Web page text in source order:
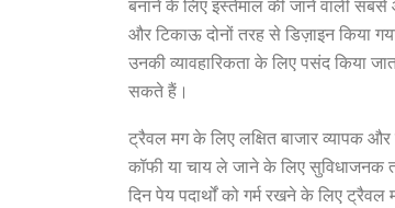
बनाने के लिए इस्तेमाल की जाने वाली
और टिकाऊ दोनों तरह से डिज़ाइन किया
उनकी व्यावहारिकता के लिए पसंद किया
सकते हैं।
ट्रैवल मग के लिए लक्षित बाजार व्यापक
कॉफी या चाय ले जाने के लिए सुविधाजनक
दिन पेय पदार्थों को गर्म रखने के लिए